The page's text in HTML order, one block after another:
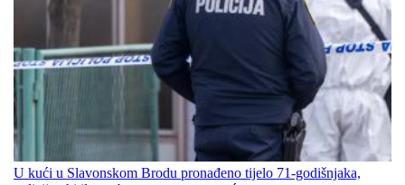
U kući u Slavonskom Brodu pronađeno tijelo 71-godišnjaka,